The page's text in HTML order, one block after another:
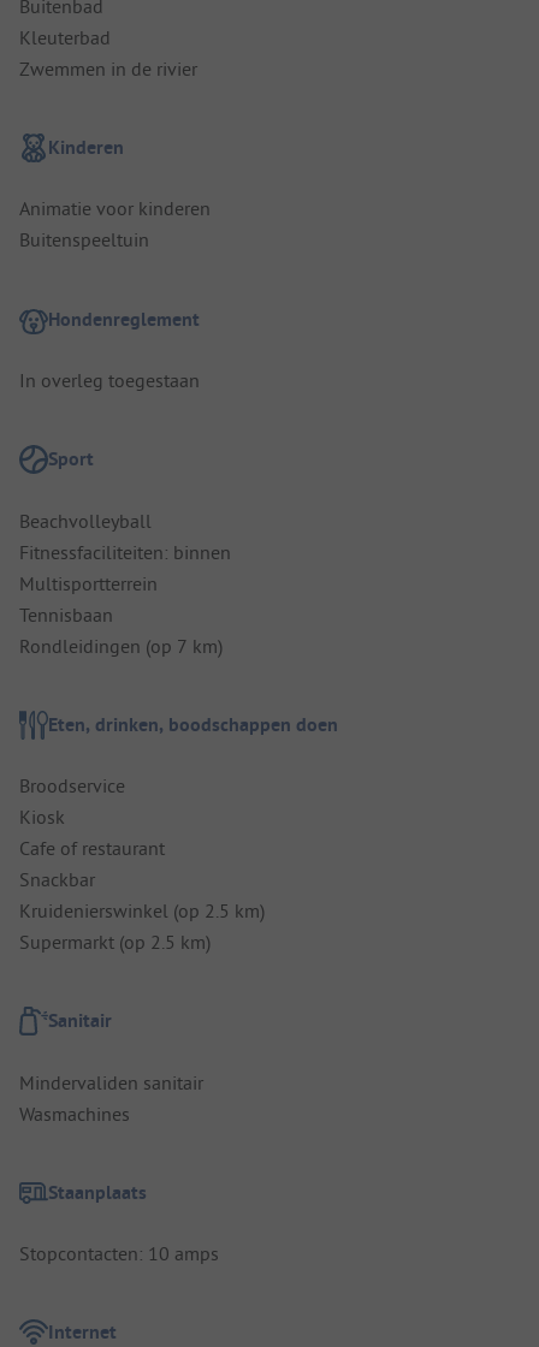
Buitenbad
Kleuterbad
Zwemmen in de rivier
Kinderen
Animatie voor kinderen
Buitenspeeltuin
Hondenreglement
In overleg toegestaan
Sport
Beachvolleyball
Fitnessfaciliteiten: binnen
Multisportterrein
Tennisbaan
Rondleidingen (op 7 km)
Eten, drinken, boodschappen doen
Broodservice
Kiosk
Cafe of restaurant
Snackbar
Kruidenierswinkel (op 2.5 km)
Supermarkt (op 2.5 km)
Sanitair
Mindervaliden sanitair
Wasmachines
Staanplaats
Stopcontacten: 10 amps
Internet